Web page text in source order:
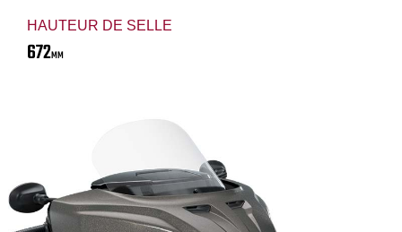
HAUTEUR DE SELLE
672MM